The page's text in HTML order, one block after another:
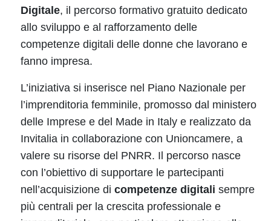
Digitale, il percorso formativo gratuito dedicato
allo sviluppo e al rafforzamento delle
competenze digitali delle donne che lavorano e
fanno impresa.
L’iniziativa si inserisce nel Piano Nazionale per
l’imprenditoria femminile, promosso dal ministero
delle Imprese e del Made in Italy e realizzato da
Invitalia in collaborazione con Unioncamere, a
valere su risorse del PNRR. Il percorso nasce
con l’obiettivo di supportare le partecipanti
nell’acquisizione di competenze digitali sempre
più centrali per la crescita professionale e